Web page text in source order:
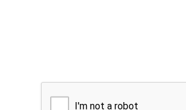
I'm not a robot